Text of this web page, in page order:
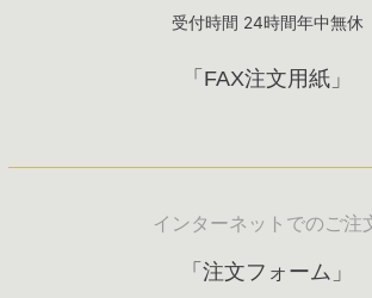
受付時間 24時間年中無休
「FAX注文用紙」
インターネットでのご注
「注文フォーム」